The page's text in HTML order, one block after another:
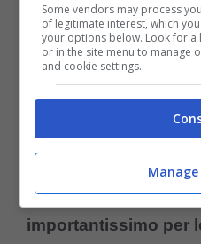
un’importante
Dumfries, che quasi
consumarsi, con
perdere anche
quel punto,
mercato, un
importantissimo per
Some vendors may process
of legitimate interest, which
your options below. Look for
or in the site menu to manage
and cookie settings.